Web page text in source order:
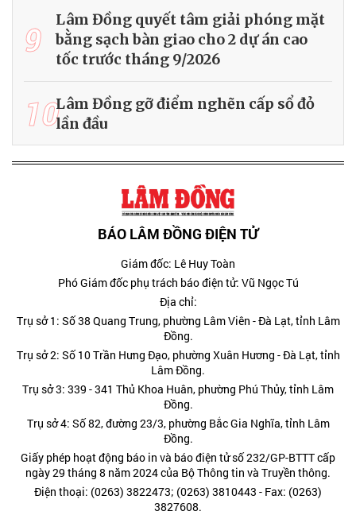
9
Lâm Đồng quyết tâm giải phóng mặt
bằng sạch bàn giao cho 2 dự án cao
tốc trước tháng 9/2026
10Lâm Đồng gỡ điểm nghẽn cấp sổ đỏ
lần đầu
BÁO LÂM ĐỒNG ĐIỆN TỬ
Giám đốc: Lê Huy Toàn
Phó Giám đốc phụ trách báo điện tử: Vũ Ngọc Tú
Địa chỉ:
Trụ sở 1: Số 38 Quang Trung, phường Lâm Viên - Đà Lạt, tỉnh Lâm
Đồng.
Trụ sở 2: Số 10 Trần Hưng Đạo, phường Xuân Hương - Đà Lạt, tỉnh
Lâm Đồng.
Trụ sở 3: 339 - 341 Thủ Khoa Huân, phường Phú Thủy, tỉnh Lâm
Đồng.
Trụ sở 4: Số 82, đường 23/3, phường Bắc Gia Nghĩa, tỉnh Lâm
Đồng.
Giấy phép hoạt động báo in và báo điện tử số 232/GP-BTTT cấp
ngày 29 tháng 8 năm 2024 của Bộ Thông tin và Truyền thông.
Điện thoại: (0263) 3822473; (0263) 3810443 - Fax: (0263)
3827608.